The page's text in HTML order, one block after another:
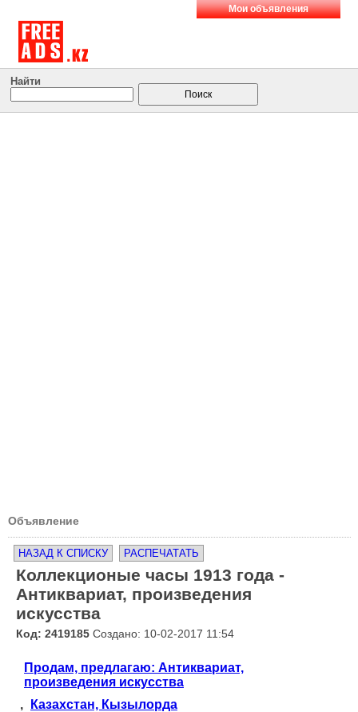
Мои объявления
Найти
Объявление
НАЗАД К СПИСКУ РАСПЕЧАТАТЬ
Коллекционые часы 1913 года -
Антиквариат, произведения
искусства
Код: 2419185 Создано: 10-02-2017 11:54
Продам, предлагаю: Антиквариат,
произведения искусства
,
Казахстан, Кызылорда